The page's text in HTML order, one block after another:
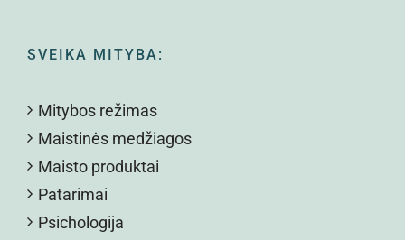
SVEIKA MITYBA:
Mitybos režimas
Maistinės medžiagos
Maisto produktai
Patarimai
Psichologija